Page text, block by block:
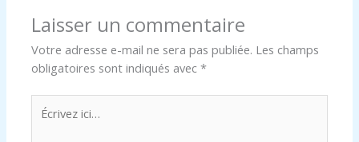
Laisser un commentaire
Votre adresse e-mail ne sera pas publiée. Les champs
obligatoires sont indiqués avec*
ici…